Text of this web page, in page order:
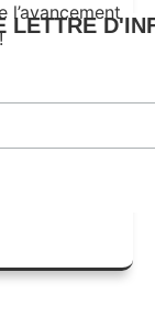
LETTRE